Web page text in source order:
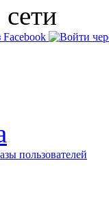
пользователей